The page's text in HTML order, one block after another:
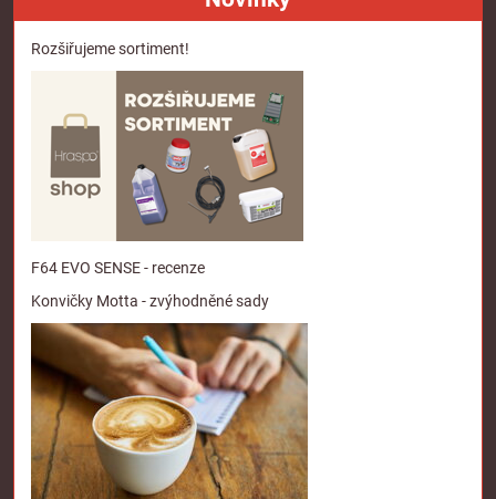
Rozšiřujeme sortiment!
F64 EVO SENSE - recenze
Konvičky Motta - zvýhodněné sady